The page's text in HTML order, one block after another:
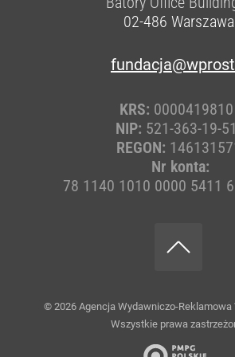
02-486 Warszawa
KRS: 0000419810
NIP: 521-363-19-51
REGON:
Nr konta:
78 1140 1010 0000 5411
© 2026 Agencja Wydawniczo-Reklamowa
Wszystkie prawa